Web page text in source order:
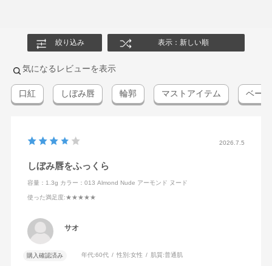
絞り込み 表示：新しい順
気になるレビューを表示
口紅 しぼみ唇 輪郭 マストアイテム ベー
2026.7.5
しぼみ唇をふっくら
容量：1.3g カラー：013 Almond Nude アーモンド ヌード
使った満足度:★★★★★
サオ
購入確認済み 年代:60代 性別:女性 肌質:普通肌